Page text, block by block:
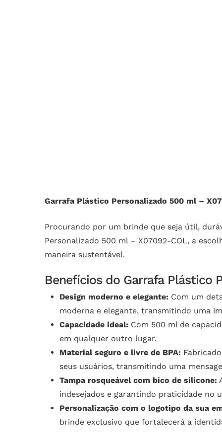
Garrafa Plástico Personalizado 500 ml –
Procurando por um brinde que seja útil,
Personalizado 500 ml – X07092-COL, a
maneira sustentável.
Benefícios do Garrafa Plástico
Design moderno e elegante: Com um
moderna e elegante, transmitindo uma
Capacidade ideal: Com 500 ml de
em qualquer outro lugar.
Material seguro e livre de BPA:
seus usuários, transmitindo uma
Tampa rosqueável com bico de silicone:
indesejados e garantindo praticidade no
Personalização com o logotipo da sua
brinde exclusivo que fortalecerá a